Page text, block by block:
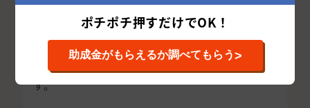
しかし、甲州市で腕や評判の良い外壁塗装業者を
どう探せばよいかお悩みの方が多いと思います。
甲州市で優良な外壁塗装会社を探すためには、以
下の点に気を付けて探せばグッと確率が上がりま
す。
ポチポチ押すだけでOK！
助成金がもらえるか調べてもらう>